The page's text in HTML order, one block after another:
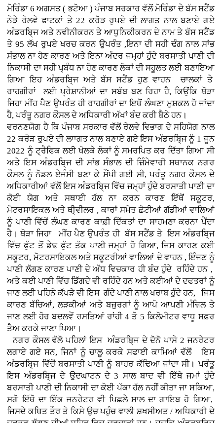
ਮੋਰਿੰਡਾ 6 ਅਗਸਤ ( ਭਟੋਆ )ਪੰਜਾਬ ਸਰਕਾਰ ਵੱਲੋਂ ਮੋਰਿੰਡਾ ਦੇ ਬੱਸ ਸਟੈਂਡ
ਨੇੜੇ ਰੇਲਵੇ ਫਾਟਕਾਂ ਤੇ 22 ਕਰੋੜ ਰੁਪਏ ਦੀ ਲਾਗਤ ਨਾਲ ਬਣਾਏ ਗਏ
ਅੰਡਰਬਿ੍ਜ ਅਤੇ ਨਵੀਨੀਕਰਨ ਤੇ ਆਧੁਨਿਕੀਕਰਨ ਦੇ ਨਾਮ ਤੇ ਬੱਸ ਸਟੈਂਡ
ਤੇ 95 ਲੱਖ ਰੁਪਏ ਖਰਚ ਕਰਨ ਉਪਰੰਤ ,ਇਨਾ ਦੀ ਸਹੀ ਢੰਗ ਨਾਲ ਸਾਂਭ
ਸੰਭਾਲ ਨਾ ਹੋਣ ਕਾਰਣ ਅਤੇ ਇਨਾ ਅੰਦਰ ਜਮ੍ਹਾਂ ਹੁੰਦੇ ਬਰਸਾਤੀ ਪਾਣੀ ਦੀ
ਨਿਕਾਸੀ ਦਾ ਸਹੀ ਪ੍ਬੰਧ ਨਾ ਹੋਣ ਕਾਰਣ ਲੋਕਾਂ ਦੀ ਸਹੂਲਤ ਲਈ ਬਣਾਇਆ
ਗਿਆ ਇਹ ਅੰਡਰਬਿ੍ਜ ਅਤੇ ਬੱਸ ਸਟੈਂਡ ਹੁਣ ਵਾਹਨ ਚਾਲਕਾਂ ਤੇ
ਰਾਹਗੀਰਾਂ ਲਈ ਪ੍ਰੇਸ਼ਾਨੀਆਂ ਦਾ ਸਬੱਬ ਬਣ ਰਿਹਾ ਹੈ, ਕਿਉਂਕਿ ਥੋੜਾ
ਜਿਹਾ ਮੀਂਹ ਪੈਣ ਉਪਰੰਤ ਹੀ ਰਾਹਗੀਰਾਂ ਦਾ ਇਥੋਂ ਲੰਘਣਾ ਮੁਸ਼ਕਲ ਹੋ ਜਾਂਦਾ
ਹੈ, ਪਰੰਤੂ ਨਗਰ ਕੌਸਲ ਦੇ ਅਧਿਕਾਰੀ ਅੱਖਾਂ ਬੰਦ ਕਰੀ ਬੈਠੇ ਹਨ।
ਵਰਨਣਯੋਗ ਹੈ ਕਿ ਪੰਜਾਬ ਸਰਕਾਰ ਵੱਲੋਂ ਰੇਲਵੇ ਵਿਭਾਗ ਦੇ ਸਹਿਯੋਗ ਨਾਲ
22 ਕਰੋੜ ਰੁਪਏ ਦੀ ਲਾਾਗਤ ਨਾਲ ਬਣਾਏ ਗਏ ਇਸ ਅੰਡਰਬਿ੍ਜ ਨੂੰ 1 ਜੂਨ
2022 ਨੂੰ ਟ੍ਰੈਫਿਕ ਲਈ ਖੋਲਕੇ ਲੋਕਾਂ ਨੂੰ ਸਮਰਪਿਤ ਕਰ ਦਿੱਤਾ ਗਿਆ ਸੀ
ਅਤੇ ਇਸ ਅੰਡਰਬਿ੍ਜ ਦੀ ਸਾਂਭ ਸੰਭਾਲ ਦੀ ਜ਼ਿੰਮੇਵਾਰੀ ਸਥਾਨਕ ਨਗਰ
ਕੌਸਲ ਨੂੰ ਨੋਡਲ ਏਜੰਸੀ ਬਣਾ ਕੇ ਸੌਂਪੀ ਗਈ ਸੀ, ਪਰੰਤੂ ਨਗਰ ਕੌਸਲ ਦੇ
ਅਧਿਕਾਰੀਆਂ ਵੱਲੋਂ ਇਸ ਅੰਡਰਬਿ੍ਜ ਵਿੱਚ ਜਮ੍ਹਾਂ ਹੁੰਦੇ ਬਰਸਾਤੀ ਪਾਣੀ ਦਾ
ਕੋਈ ਯੋਗ ਅਤੇ ਸਥਾਈ ਹੱਲ ਨਾ ਕਰਨ ਕਾਰਣ ਇੱਥੋਂ ਸਕੂਟਰ,
ਮੋਟਰਸਾਇਕਲ ਅਤੇ ਥੀ੍ਵੀਲਰ , ਕਾਰਾਂਸਮੇਤ ਛੋਟੀਆਂ ਗੱਡੀਆਂ ਵਾਲਿਆਂ
ਨੂੰ ਪਾਣੀ ਵਿੱਚੋਂ ਲੰਘਣ ਕਾਰਣ ਕਾਫ਼ੀ ਦਿੱਕਤਾਂ ਦਾ ਸਾਹਮਣਾ ਕਰਨਾ ਪੈਂਦਾ
ਹੈ। ਥੋੜਾ ਜਿਹਾ ਮੀਂਹ ਪੈਣ ਉਪਰੰਤ ਹੀ ਬੱਸ ਸਟੈਂਡ ਤੇ ਇਸ ਅੰਡਰਬਿ੍ਜ
ਵਿੱਚ ਫੁੱਟ ਤੋਂ ਡੇਢ ਫੁੱਟ ਤੱਕ ਪਾਣੀ ਜਮ੍ਹਾਂ ਹੋ ਗਿਆ, ਜਿਸ ਕਾਰਣ ਕਈ
ਸਕੂਟਰ, ਮੋਟਰਸਾਇਕਲ ਅਤੇ ਸਕੂਟਰੀਆਂ ਵਾਲਿਆਂ ਦੇ ਵਾਹਨ , ਇੰਜਣ ਨੂੰ
ਪਾਣੀ ਲੱਗਣ ਕਾਰਣ ਪਾਣੀ ਦੇ ਅੱਧ ਵਿਚਕਾਰ ਹੀ ਬੰਦ ਹੁੰਦੇ ਰਹਿੰਦੇ ਹਨ ,
ਅਤੇ ਕਈ ਪਾਣੀ ਵਿੱਚ ਡਿੱਗਦੇ ਵੀ ਰਹਿੰਦੇ ਹਨ ਅਤੇ ਕਈਆਂ ਦੇ ਦਫਤਰਾਂ ਨੂੰ
ਜਾਣ ਲਈ ਪਹਿਨੇ ਕੱਪੜੇ ਵੀ ਇਸ ਗੰਦੇ ਪਾਣੀ ਨਾਲ ਖਰਾਬ ਹੁੰਦੇ ਹਨ, ਜਿਸ
ਕਾਰਣ ਬੱਚਿਆਂ, ਲੜਕੀਆਂ ਅਤੇ ਬਜ਼ੁਰਗਾਂ ਨੂੰ ਆਪੋ ਆਪਣੀ ਮੰਜ਼ਿਲ ਤੇ
ਜਾਣ ਲਈ ਹੋਰ ਬਦਲਵੇਂ ਰਸਤਿਆਂ ਰਾਂਹੀ 4 ਤੋ 5 ਕਿਲੋਮੀਟਰ ਵਾਧੂ ਸਫ਼ਰ
ਤੈਅ ਕਰਕੇ ਜਾਣਾ ਪਿਆ।
ਨਗਰ ਕੌਸਲ ਵੱਲੋ ਪਹਿਲਾਂ ਇਸ ਅੰਡਰਬਿ੍ਜ ਦੇ ਦੋਨੋ ਪਾਸੇ 2 ਜਨਰੇਟਰ
ਲਗਾਏ ਗਏ ਸਨ, ਜਿਨਾਂ ਨੂੰ ਚਾਲੂ ਕਰਕੇ ਸਫਾਈ ਕਾਮਿਆਂ ਵੱਲੋਂ ਇਸ
ਅੰਡਰਬਿ੍ਜ ਵਿੱਚੋਂ ਬਰਸਾਤੀ ਪਾਣੀ ਨੂੰ ਬਾਹਰ ਕੱਢਿਆ ਜਾਂਦਾ ਸੀ। ਪਰੰਤੂ
ਇਸ ਅੰਡਰਬਿ੍ਜ ਦੇ ਉਦਘਾਟਨ ਦੇ 3 ਸਾਲ ਬਾਦ ਵੀ ਇੱਥੇ ਜਮਾਂ ਹੁੰਦੇ
ਬਰਸਾਤੀ ਪਾਣੀ ਦੀ ਨਿਕਾਸੀ ਦਾ ਕੋਈ ਪੱਕਾ ਹੱਲ ਨਹੀਂ ਕੀਤਾ ਜਾ ਸਕਿਆ,
ਸਗੋ ਇੱਥੋ ਦਾ ਇੱਕ ਜਨਰੇਟਰ ਵੀ ਪਿਛਲੇ ਸਾਲ ਦਾ ਗਾਇਬ ਹੋ ਗਿਆ,
ਜਿਸਦੇ ਕਥਿਤ ਤੌਰ ਤੇ ਕਿਸੇ ਉਚ ਪਹੁੰਚ ਵਾਲੀ ਸ਼ਖਸੀਅਤ / ਅਧਿਕਾਰੀ ਦੇ